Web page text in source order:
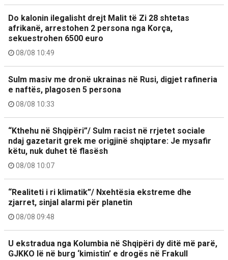
Do kalonin ilegalisht drejt Malit të Zi 28 shtetas
afrikanë, arrestohen 2 persona nga Korça,
sekuestrohen 6500 euro
08/08 10:49
Sulm masiv me dronë ukrainas në Rusi, digjet rafineria
e naftës, plagosen 5 persona
08/08 10:33
“Kthehu në Shqipëri”/ Sulm racist në rrjetet sociale
ndaj gazetarit grek me origjinë shqiptare: Je mysafir
këtu, nuk duhet të flasësh
08/08 10:07
“Realiteti i ri klimatik”/ Nxehtësia ekstreme dhe
zjarret, sinjal alarmi për planetin
08/08 09:48
U ekstradua nga Kolumbia në Shqipëri dy ditë më parë,
GJKKO lë në burg ‘kimistin’ e drogës në Frakull